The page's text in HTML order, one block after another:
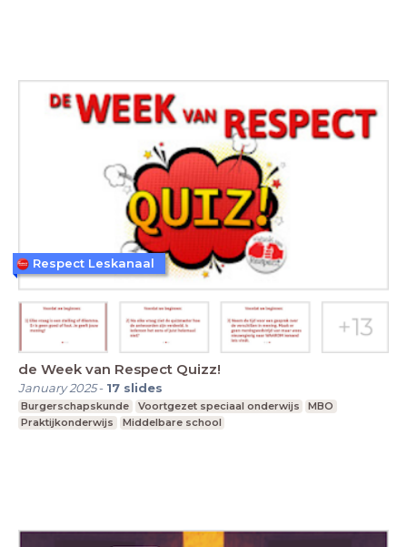
de Week van Respect Quizz!
January 2025- 17 slides
Burgerschapskunde Voortgezet speciaal onderwijs
MBO
Praktijkonderwijs
Middelbare school
Respect Leskanaal